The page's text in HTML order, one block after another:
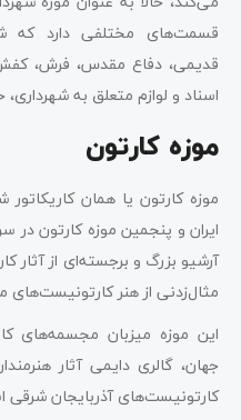
قسمت‌های مختلفی دارد که
قدیمی، دفاع مقدس، فرش،
اسناد و لوازم متعلق به
موزه کارتون
موزه کارتون یا همان کاریکاتور
ایران و پنجمین موزه کارتون
آرشیو بزرگ و برجسته‌ای از آثار
مثال‌زدنی از هنر کارتونیست‌های
این موزه میزبان مجسمه‌های
جهان، گالری دایمی آثار
کارتونیست‌های آذربایجان